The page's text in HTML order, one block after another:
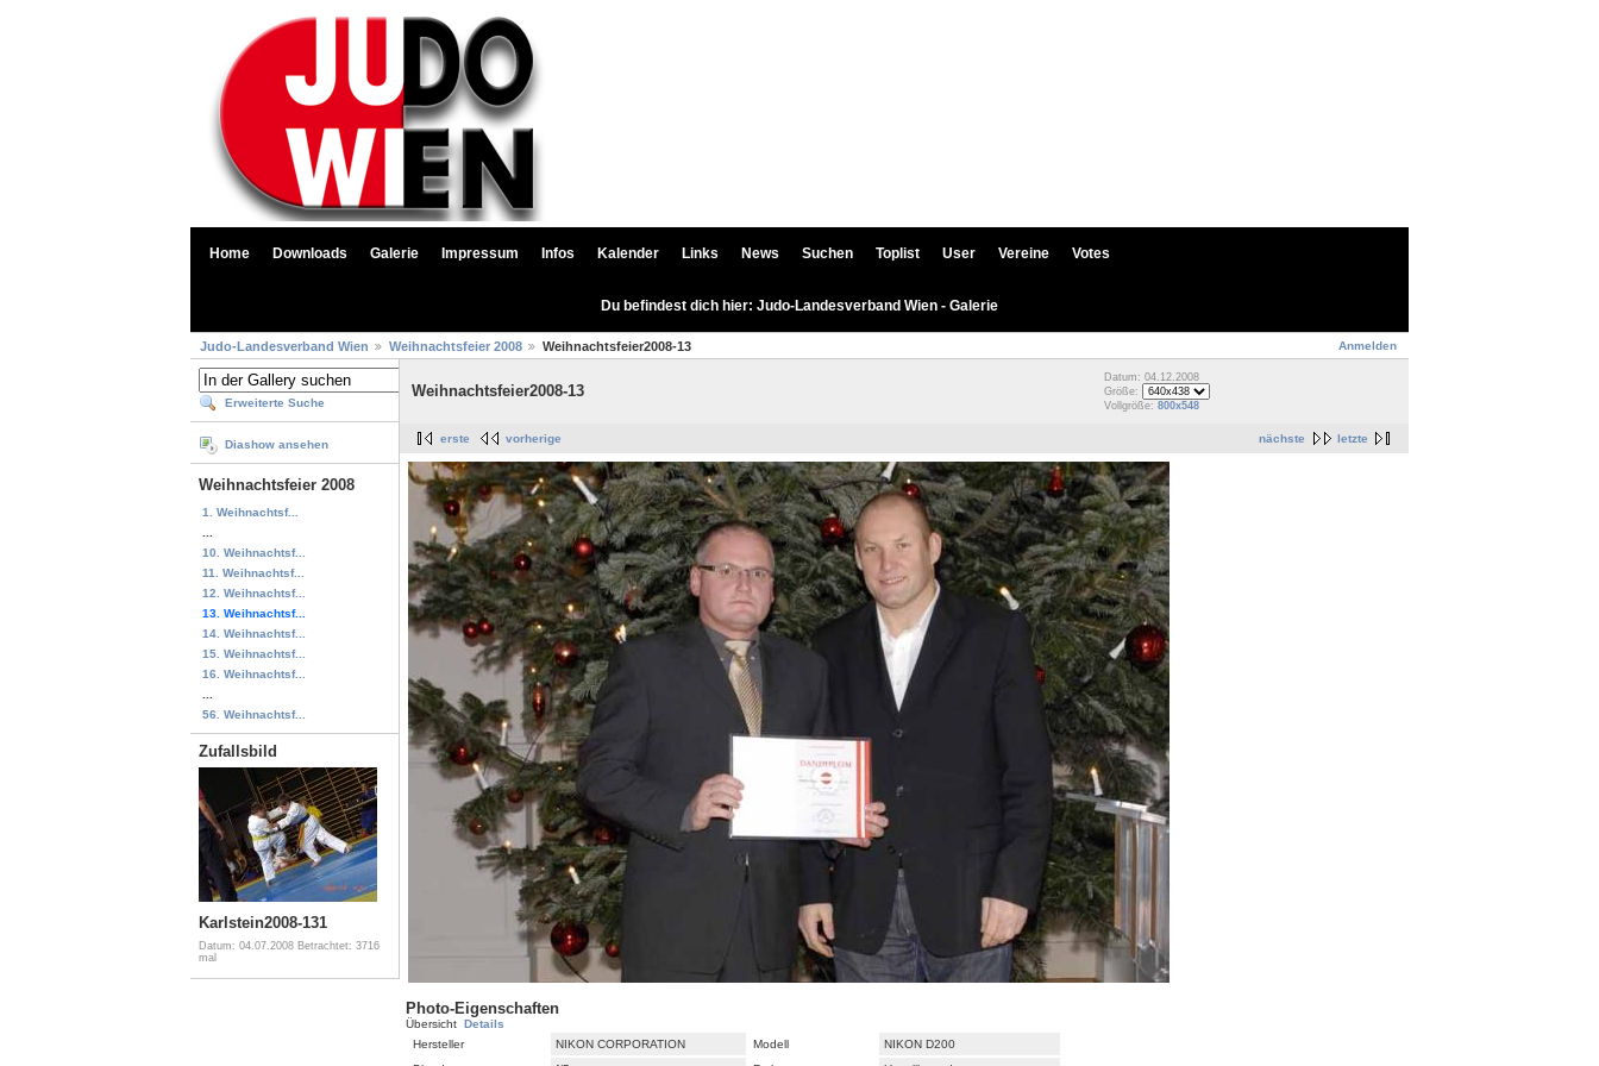
Home Downloads Galerie Impressum Infos Kalender Links News Suchen Toplist User Vereine Votes
Du befindest dich hier: Judo-Landesverband Wien - Galerie
Anmelden
Judo-Landesverband Wien Weihnachtsfeier 2008 Weihnachtsfeier2008-13
Erweiterte Suche
Diashow ansehen
Weihnachtsfeier 2008
1. Weihnachtsf...
10. Weihnachtsf...
11. Weihnachtsf...
12. Weihnachtsf...
13. Weihnachtsf...
14. Weihnachtsf...
15. Weihnachtsf...
16. Weihnachtsf...
56. Weihnachtsf...
Zufallsbild
Karlstein2008-131
Datum: 04.07.2008 Betrachtet: 3716
mal
Weihnachtsfeier2008-13
Datum: 04.12.2008
Größe:
Vollgröße: 800x548
nächste letzte
erste vorherige
Photo-Eigenschaften
Übersicht Details
Hersteller
NIKON CORPORATION Modell
NIKON D200